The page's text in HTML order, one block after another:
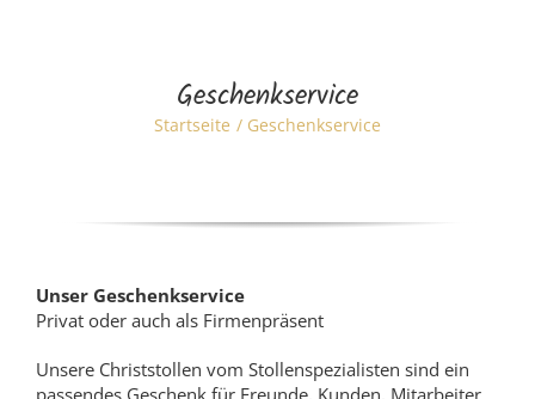
Geschenkservice
Startseite Geschenkservice
Unser Geschenkservice
Privat oder auch als Firmenpräsent
Unsere Christstollen vom Stollenspezialisten sind ein
passendes Geschenk für Freunde, Kunden, Mitarbeiter